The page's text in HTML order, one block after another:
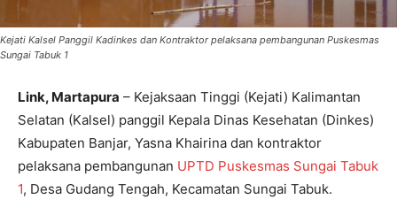
Kejati Kalsel Panggil Kadinkes dan Kontraktor pelaksana pembangunan Puskesmas
Sungai Tabuk 1
Link, Martapura – Kejaksaan Tinggi (Kejati) Kalimantan
Selatan (Kalsel) panggil Kepala Dinas Kesehatan (Dinkes)
Kabupaten Banjar, Yasna Khairina dan kontraktor
pelaksana pembangunan UPTD Puskesmas Sungai Tabuk
1, Desa Gudang Tengah, Kecamatan Sungai Tabuk.